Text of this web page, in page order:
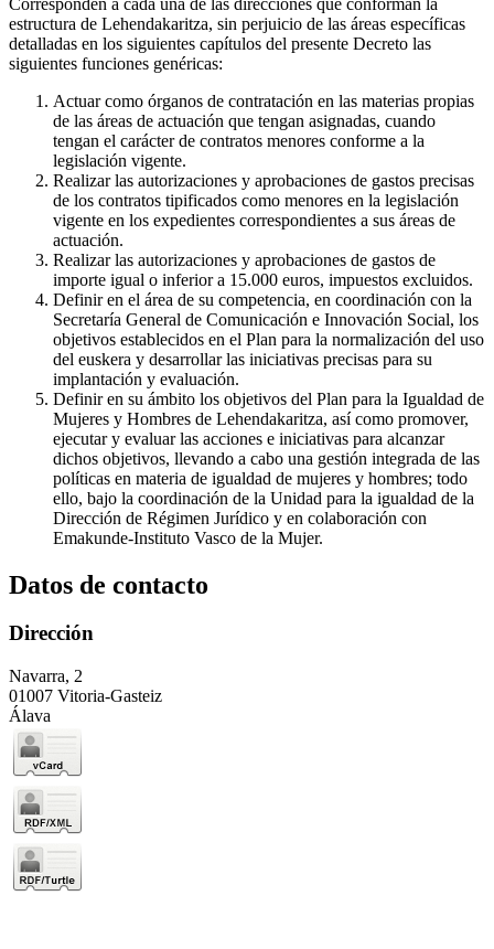
estructura de Lehendakaritza, sin perjuicio de las áreas específicas
detalladas en los siguientes capítulos del presente Decreto las
siguientes funciones genéricas:
Actuar como órganos de contratación en las materias propias
de las áreas de actuación que tengan asignadas, cuando
tengan el carácter de contratos menores conforme a la
legislación vigente.
Realizar las autorizaciones y aprobaciones de gastos precisas
de los contratos tipificados como menores en la legislación
vigente en los expedientes correspondientes a sus áreas de
actuación.
Realizar las autorizaciones y aprobaciones de gastos de
importe igual o inferior a 15.000 euros, impuestos excluidos.
Definir en el área de su competencia, en coordinación con la
Secretaría General de Comunicación e Innovación Social, los
objetivos establecidos en el Plan para la normalización del uso
del euskera y desarrollar las iniciativas precisas para su
implantación y evaluación.
Definir en su ámbito los objetivos del Plan para la Igualdad de
Mujeres y Hombres de Lehendakaritza, así como promover,
ejecutar y evaluar las acciones e iniciativas para alcanzar
dichos objetivos, llevando a cabo una gestión integrada de las
políticas en materia de igualdad de mujeres y hombres; todo
ello, bajo la coordinación de la Unidad para la igualdad de la
Dirección de Régimen Jurídico y en colaboración con
Emakunde-Instituto Vasco de la Mujer.
Datos de contacto
Dirección
Navarra, 2
01007 Vitoria-Gasteiz
Álava